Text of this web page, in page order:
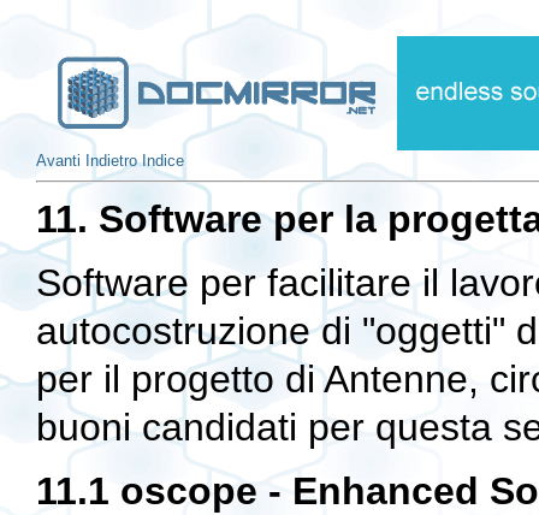
Avanti Indietro Indice
11. Software per la
Software per facilitare il
autocostruzione di "oggetti"
per il progetto di Antenne,
buoni candidati per questa
11.1 oscope - Enhanced